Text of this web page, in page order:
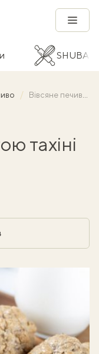
SHUBA
Вівсяне печиво з кунжутною пастою тахіні
тахіні